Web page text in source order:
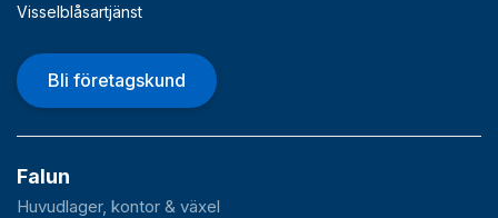
Visselblåsartjänst
Bli företagskund
Falun
Huvudlager, kontor & växel